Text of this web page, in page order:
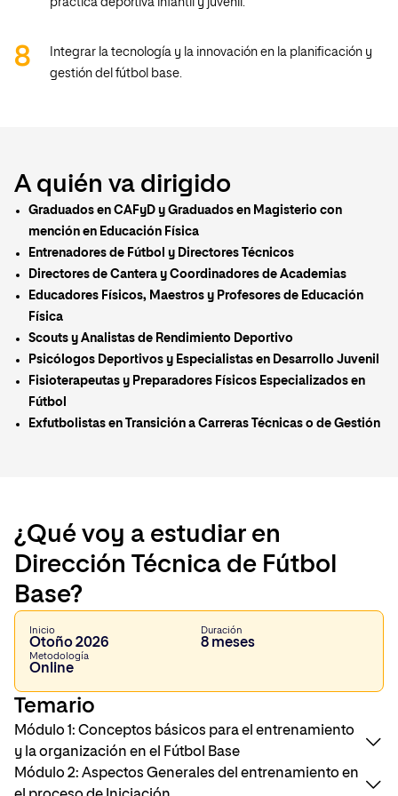
Integrar la tecnología y la innovación en la planificación y
gestión del fútbol base.
A quién va dirigido
Graduados en CAFyD y Graduados en Magisterio con
mención en Educación Física
Entrenadores de Fútbol y Directores Técnicos
Directores de Cantera y Coordinadores de Academias
Educadores Físicos, Maestros y Profesores de Educación
Física
Scouts y Analistas de Rendimiento Deportivo
Psicólogos Deportivos y Especialistas en Desarrollo Juvenil
Fisioterapeutas y Preparadores Físicos Especializados en
Fútbol
Exfutbolistas en Transición a Carreras Técnicas o de Gestión
¿Qué voy a estudiar en
Dirección Técnica de Fútbol
Base?
Inicio
Otoño 2026
Duración
8 meses
Metodología
Online
Temario
Módulo 1: Conceptos básicos para el entrenamiento
y la organización en el Fútbol Base
Módulo 2: Aspectos Generales del entrenamiento en